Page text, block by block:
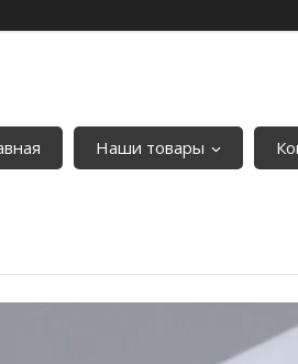
Наши товары